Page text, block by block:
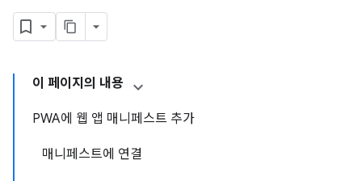
이 페이지의 내용
PWA에 웹 앱 매니페스트 추가
매니페스트에 연결